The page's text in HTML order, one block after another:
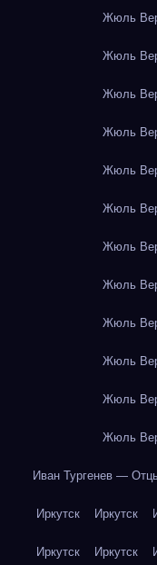
Жюль
Жюль
Жюль
Жюль
Жюль
Жюль
Жюль
Жюль
Жюль
Жюль
Жюль
Жюль
Иван Тургенев —
Иркутск Иркутск
Иркутск Иркутск